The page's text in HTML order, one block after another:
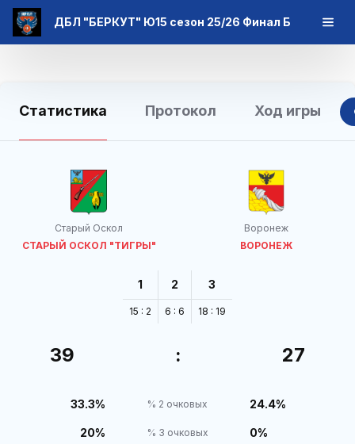
ДБЛ "БЕРКУТ" Ю15 сезон 25/26 Финал Б
Статистика Протокол Ход игры
Старый Оскол
СТАРЫЙ ОСКОЛ "ТИГРЫ"
Воронеж
ВОРОНЕЖ
1
15 : 2
2
6 : 6
3
18 : 19
39 : 27
33.3% % 2 очковых 24.4%
20% % 3 очковых 0%